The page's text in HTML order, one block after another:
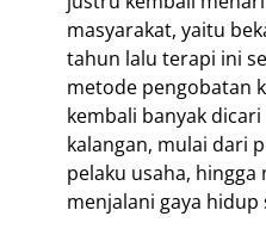
masyarakat, yaitu
tahun lalu terapi ini
metode pengobatan
kembali banyak
kalangan, mulai dari
pelaku usaha, hingga
menjalani gaya